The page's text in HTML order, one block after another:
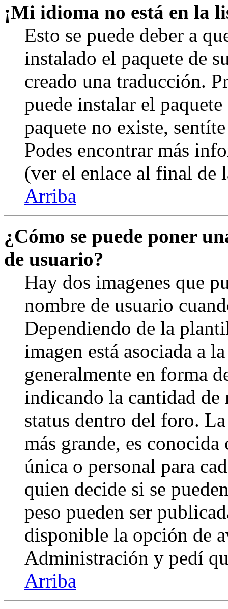
¡Mi idioma no está en la
Esto se puede deber a
instalado el paquete de
creado una traducción.
puede instalar el
paquete no existe,
Podes encontrar más
(ver el enlace al final de
Arriba
¿Cómo se puede poner
de usuario?
Hay dos imagenes que
nombre de usuario
Dependiendo de la
imagen está asociada a
generalmente en forma
indicando la cantidad de
status dentro del foro.
más grande, es
única o personal para
quien decide si se
peso pueden ser
disponible la opción de
Administración y pedí
Arriba